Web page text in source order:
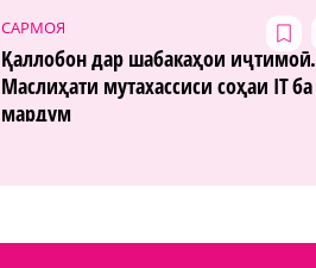
САРМОЯ
Қаллобон дар шабакаҳои иҷтимоӣ.
Маслиҳати мутахассиси соҳаи IT ба
мардум